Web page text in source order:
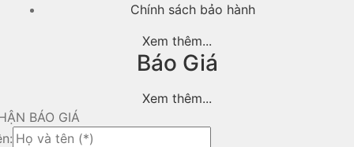
Chính sách bảo hành
Xem thêm...
Báo Giá
Xem thêm...
BÁO GIÁ